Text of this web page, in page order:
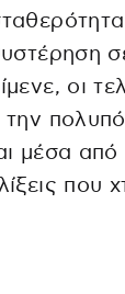
οι
μέσα
που